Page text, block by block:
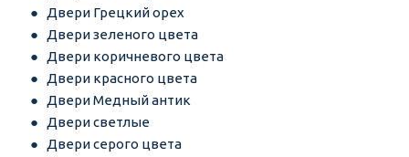
Двери Грецкий орех
Двери зеленого цвета
Двери коричневого цвета
Двери красного цвета
Двери Медный антик
Двери светлые
Двери серого цвета